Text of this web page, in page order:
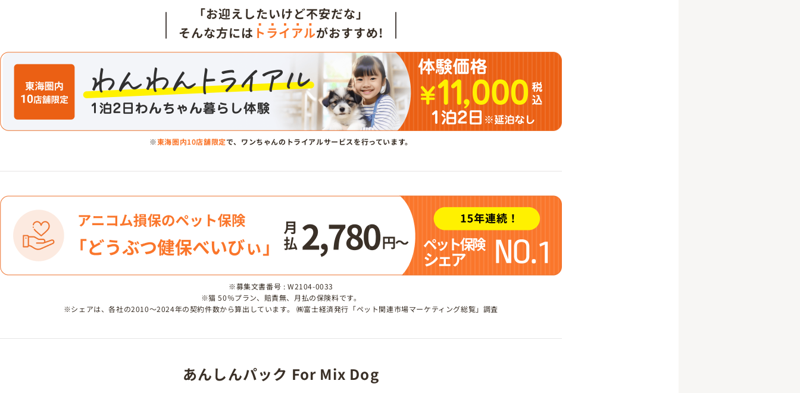
「お迎えしたいけど不安だな」
そんな方には トライアルがおすすめ!
※東海圏内10店舗限定で、ワンちゃんのトライアルサービスを行っています。
※募集文書番号 : W2104-0033
※猫 50％プラン、賠責無、月払の保険料です。
※シェアは、各社の2010～2024年の契約件数から算出しています。 ㈱富士経済発行「ペット関連市場マーケティング総覧」調査
あんしんパック For Mix Dog